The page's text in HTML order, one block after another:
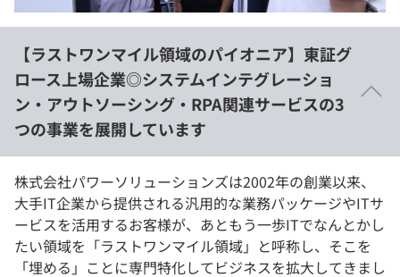
プラン
個人向けプラン
法人向けプラン
契約内容・クーポン
【ラストワンマイル領域のパイオニア】東証グ
ロース上場企業◎システムインテグレーショ
ン・アウトソーシング・RPA関連サービスの3
つの事業を展開しています
株式会社パワーソリューションズは2002年の創業以来、
大手IT企業から提供される汎用的な業務パッケージやITサ
ービスを活用するお客様が、あともう一歩ITでなんとかし
たい領域を「ラストワンマイル領域」と呼称し、そこを
「埋める」ことに専門特化してビジネスを拡大してきまし